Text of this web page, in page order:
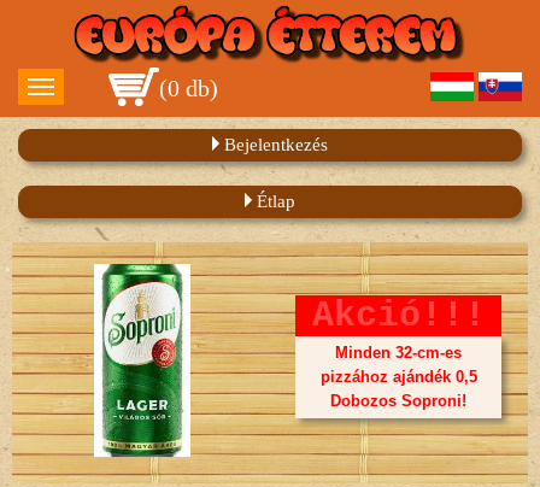
(0 db)
Bejelentkezés
Étlap
Akció!!!
Minden 32-cm-es
pizzához ajándék 0,5
Dobozos Soproni!